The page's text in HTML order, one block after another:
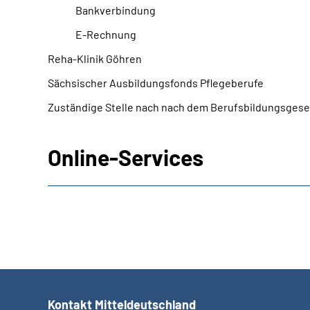
Bankverbindung
E-Rechnung
Reha-Klinik Göhren
Sächsischer Ausbildungsfonds Pflegeberufe
Zuständige Stelle nach nach dem
Online-Services
Kontakt Mitteldeutschland